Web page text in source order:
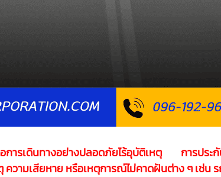
การเดินทางอย่างปลอดภัยไร้อุบัติเหตุ การประ
ามเสียหาย หรือเหตุการณ์ไม่คาดฝันต่าง ๆ เช่น